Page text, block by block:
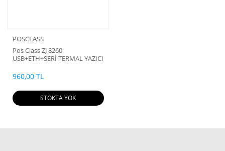
POSCLASS
Pos Class ZJ 8260
USB+ETH+SERİ TERMAL YAZICI
960,00 TL
STOKTA YOK